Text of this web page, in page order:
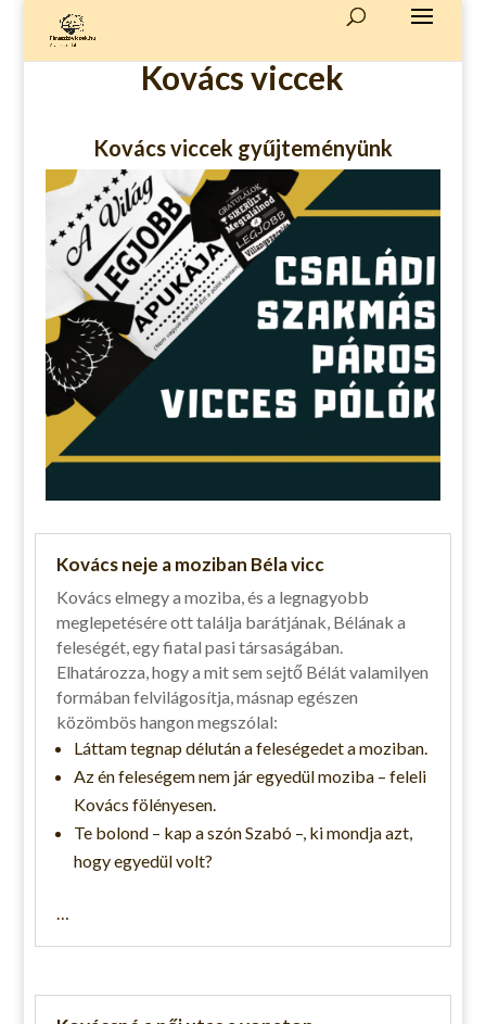
Kovács viccek
Kovács viccek gyűjteményünk
Kovács neje a moziban Béla vicc
Kovács elmegy a moziba, és a legnagyobb
meglepetésére ott találja barátjának, Bélának a
feleségét, egy fiatal pasi társaságában.
Elhatározza, hogy a mit sem sejtő Bélát valamilyen
formában felvilágosítja, másnap egészen
közömbös hangon megszólal:
Láttam tegnap délután a feleségedet a moziban.
Az én feleségem nem jár egyedül moziba – feleli
Kovács fölényesen.
Te bolond – kap a szón Szabó –, ki mondja azt,
hogy egyedül volt?
…